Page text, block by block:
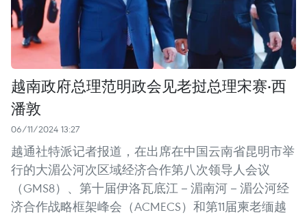
越南政府总理范明政会见老挝总理宋赛·西
潘敦
06/11/2024 13:27
越通社特派记者报道，在出席在中国云南省昆明市举
行的大湄公河次区域经济合作第八次领导人会议
（GMS8）、第十届伊洛瓦底江－湄南河－湄公河经
济合作战略框架峰会（ACMECS）和第11届柬老缅越